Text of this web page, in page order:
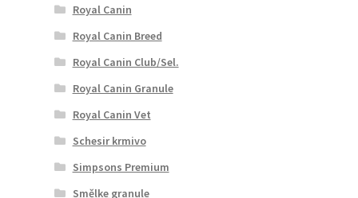
Royal Canin
Royal Canin Breed
Royal Canin Club/Sel.
Royal Canin Granule
Royal Canin Vet
Schesir krmivo
Simpsons Premium
Smělke granule